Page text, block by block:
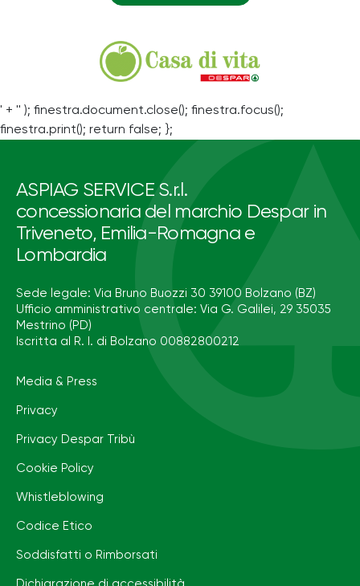
' + '' ); finestra.document.close(); finestra.focus();
finestra.print(); return false; };
ASPIAG SERVICE S.r.l.
concessionaria del marchio Despar in
Triveneto, Emilia-Romagna e
Lombardia
Sede legale: Via Bruno Buozzi 30 39100 Bolzano (BZ)
Ufficio amministrativo centrale: Via G. Galilei, 29 35035
Mestrino (PD)
Iscritta al R. I. di Bolzano 00882800212
Media & Press
Privacy
Privacy Despar Tribù
Cookie Policy
Whistleblowing
Codice Etico
Soddisfatti o Rimborsati
Dichiarazione di accessibilità